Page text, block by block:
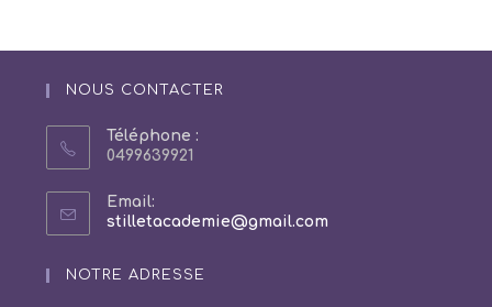
NOUS CONTACTER
Téléphone :
0499639921
Email:
stilletacademie@gmail.comS’ouvre
NOTRE ADRESSE